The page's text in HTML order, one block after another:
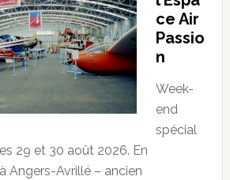
ce Air
Passio
n
Week-
end
spécial
29 et 30 août 2026. En
Angers-Avrillé – ancien